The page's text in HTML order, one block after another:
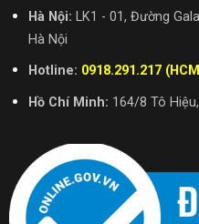
Hà Nội: LK1 - 01, Đường
Hà Nội
Hotline: 0918.291.217
Hồ Chí Minh: 164/8 Tô